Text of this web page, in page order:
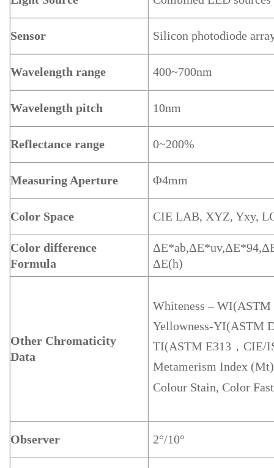
Sensor Silicon photodiode
Wavelength range 400~700nm
Wavelength pitch 10nm
Reflectance range 0~200%
Measuring Aperture Φ4mm
Color Space CIE LAB, XYZ, Yxy,
Color difference
Formula
ΔE(h)
Other Chromaticity
Data
Whiteness –
Yellowness-YI(ASTM
TI(ASTM E313，CIE/
Metamerism Index (Mt)
Colour Stain, Color
Observer 2°/10°